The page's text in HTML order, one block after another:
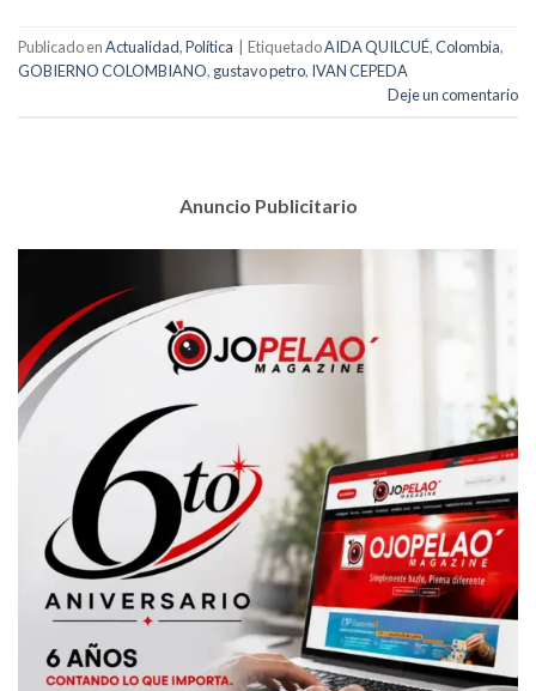
Publicado enActualidad,Política EtiquetadoAIDA QUILCUÉ,Colombia,
GOBIERNO COLOMBIANO, gustavo petro, IVAN CEPEDA
Deje un comentario
Anuncio Publicitario